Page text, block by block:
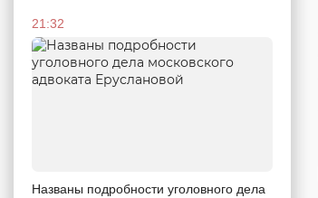
21:32
Названы подробности уголовного дела